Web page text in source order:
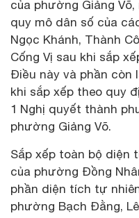
của phường Giảng
quy mô dân số của
Ngọc Khánh, Thành
Cống Vị sau khi sắp
Điều này và phần còn
khi sắp xếp theo quy
1 Nghị quyết thành
phường Giảng Võ.
Sắp xếp toàn bộ diện
của phường Đồng
phần diện tích tự
phường Bạch Đằng,